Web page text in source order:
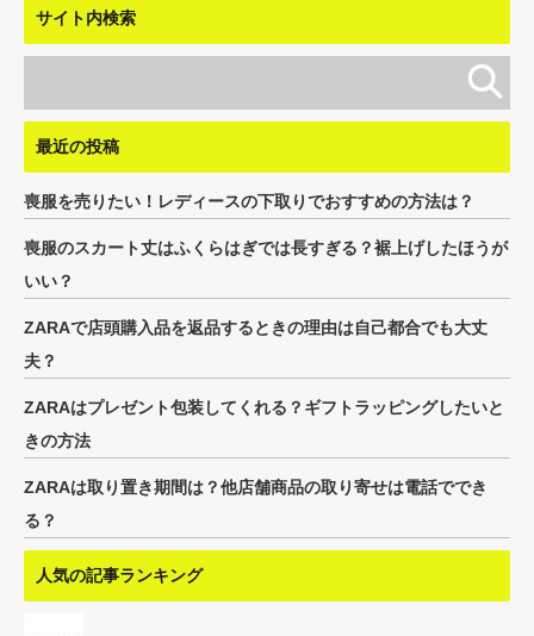
サイト内検索
最近の投稿
喪服を売りたい！レディースの下取りでおすすめの方法は？
喪服のスカート丈はふくらはぎでは長すぎる？裾上げしたほうが
いい？
ZARAで店頭購入品を返品するときの理由は自己都合でも大丈
夫？
ZARAはプレゼント包装してくれる？ギフトラッピングしたいと
きの方法
ZARAは取り置き期間は？他店舗商品の取り寄せは電話ででき
る？
人気の記事ランキング